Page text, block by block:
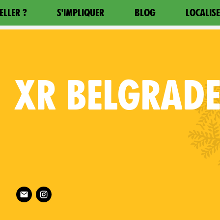
? S'IMPLIQUER BLOG
XR
Follow XR Belgrade on